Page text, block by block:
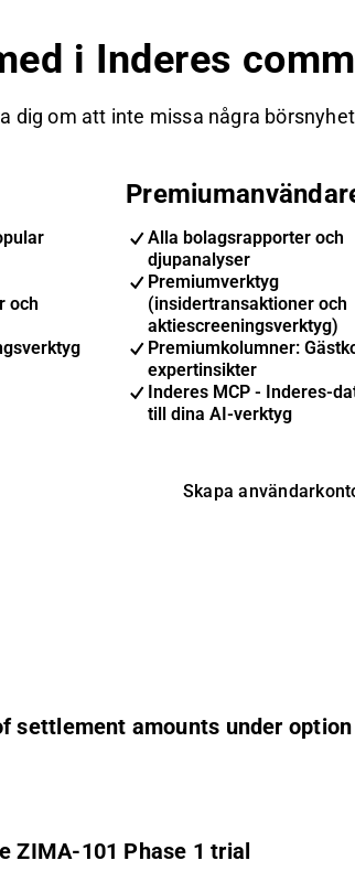
i Inderes
dig om att inte missa några
och
Alla bolagsrapporter och
djupanalyser
Premiumverktyg
(insidertransaktioner och
aktiescreeningsverktyg)
Premiumkolumner:
expertinsikter
Inderes MCP - Inderes-
till dina AI-verktyg
Skapa
amounts under
ZIMA-101 Phase 1 trial